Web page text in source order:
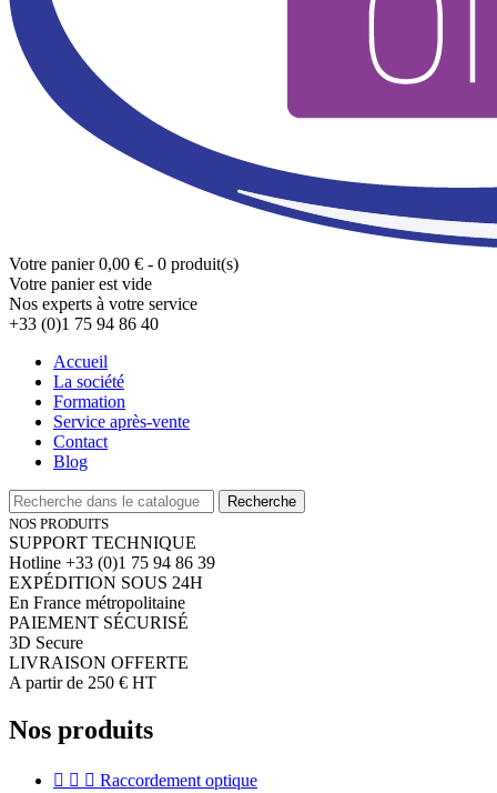
Votre panier 0,00 € - 0 produit(s)
Votre panier est vide
Nos experts à votre service
+33 (0)1 75 94 86 40
Accueil
La société
Formation
Service après-vente
Contact
Blog
Recherche
NOS PRODUITS
SUPPORT TECHNIQUE
Hotline +33 (0)1 75 94 86 39
EXPÉDITION SOUS 24H
En France métropolitaine
PAIEMENT SÉCURISÉ
3D Secure
LIVRAISON OFFERTE
A partir de 250 € HT
Nos produits
   Raccordement optique